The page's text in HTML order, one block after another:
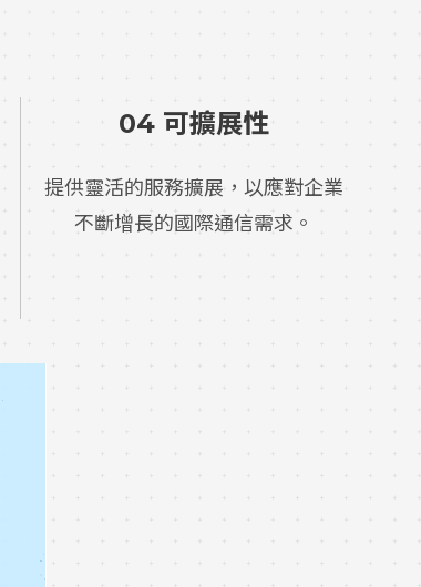
04 可擴展性
提供靈活的服務擴展，以應對企業
不斷增長的國際通信需求。